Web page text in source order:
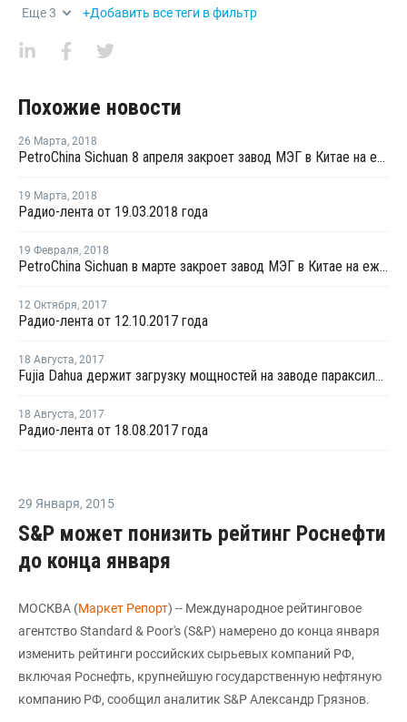
Еще3 +Добавить все теги в фильтр
Похожие новости
26 Марта, 2018
PetroChina Sichuan 8 апреля закроет завод МЭГ в Китае на ежегодный ремонт
19 Марта, 2018
Радио-лента от 19.03.2018 года
19 Февраля, 2018
PetroChina Sichuan в марте закроет завод МЭГ в Китае на ежегодную профилактику
12 Октября, 2017
Радио-лента от 12.10.2017 года
18 Августа, 2017
Fujia Dahua держит загрузку мощностей на заводе параксилола в Даляне на высоком уровне
18 Августа, 2017
Радио-лента от 18.08.2017 года
29 Января, 2015
S&P может понизить рейтинг Роснефти
до конца января
МОСКВА (Маркет Репорт) -- Международное рейтинговое
агентство Standard & Poor's (S&P) намерено до конца января
изменить рейтинги российских сырьевых компаний РФ,
включая Роснефть, крупнейшую государственную нефтяную
компанию РФ, сообщил аналитик S&P Александр Грязнов.